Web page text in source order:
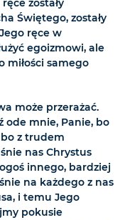
zostały
Świętego, zostały
ręce w
egoizmowi, ale
miłości samego
może przerażać.
ode mnie, Panie, bo
bo z trudem
nas Chrystus
innego, bardziej
na każdego z nas
i temu Jego
pokusie